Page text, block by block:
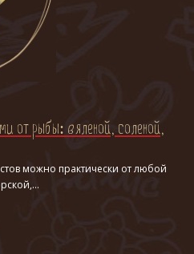
от рыбы: вяленой, соленой,
можно практически от любой